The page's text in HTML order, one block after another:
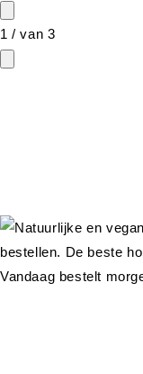
1 /van 3